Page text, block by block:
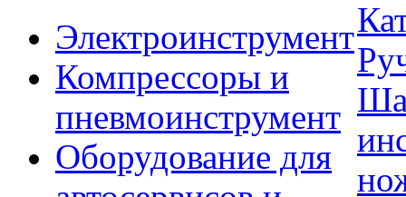
Электроинструмент
Компрессоры и
пневмоинструмент
Оборудование для